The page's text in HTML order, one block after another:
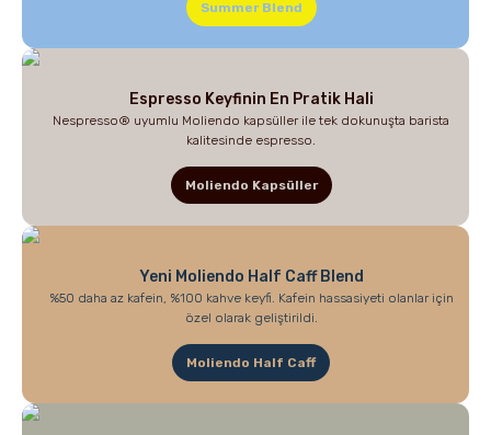
Sporcu Kahveleri
Summer Blend
Espresso Keyfinin En Pratik Hali
Nespresso® uyumlu Moliendo kapsüller ile tek dokunuşta barista
kalitesinde espresso.
Moliendo Kapsüller
Yeni Moliendo Half Caff Blend
%50 daha az kafein, %100 kahve keyfi. Kafein hassasiyeti olanlar için
özel olarak geliştirildi.
Moliendo Half Caff